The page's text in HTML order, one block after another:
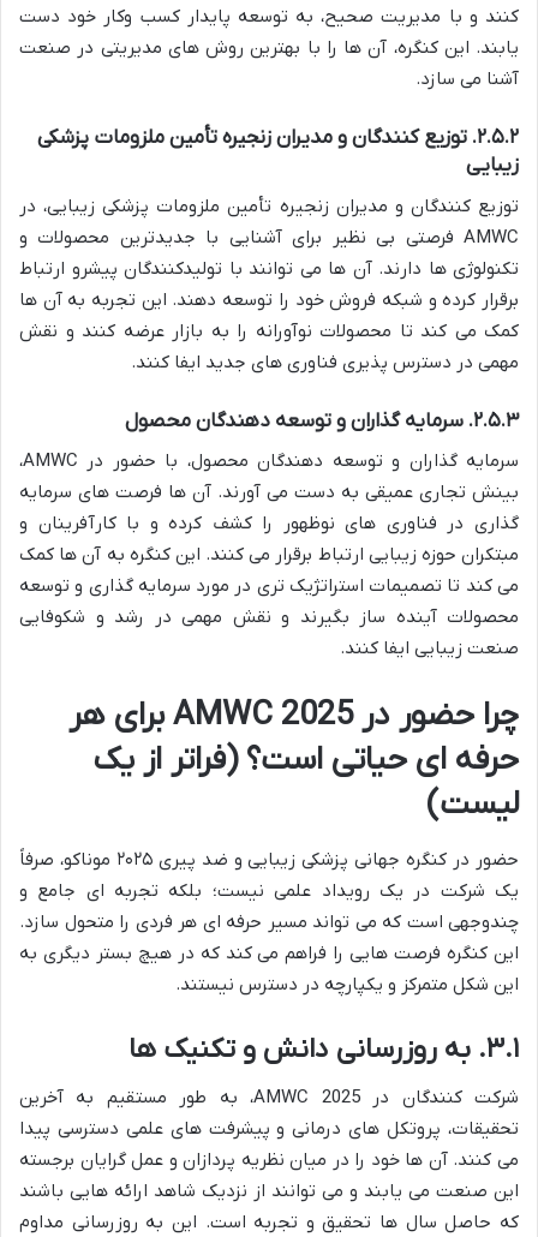
کنند و با مدیریت صحیح، به توسعه پایدار کسب وکار خود دست
یابند. این کنگره، آن ها را با بهترین روش های مدیریتی در صنعت
آشنا می سازد.
۲.۵.۲. توزیع کنندگان و مدیران زنجیره تأمین ملزومات پزشکی
زیبایی
توزیع کنندگان و مدیران زنجیره تأمین ملزومات پزشکی زیبایی، در
AMWC فرصتی بی نظیر برای آشنایی با جدیدترین محصولات و
تکنولوژی ها دارند. آن ها می توانند با تولیدکنندگان پیشرو ارتباط
برقرار کرده و شبکه فروش خود را توسعه دهند. این تجربه به آن ها
کمک می کند تا محصولات نوآورانه را به بازار عرضه کنند و نقش
مهمی در دسترس پذیری فناوری های جدید ایفا کنند.
۲.۵.۳. سرمایه گذاران و توسعه دهندگان محصول
سرمایه گذاران و توسعه دهندگان محصول، با حضور در AMWC،
بینش تجاری عمیقی به دست می آورند. آن ها فرصت های سرمایه
گذاری در فناوری های نوظهور را کشف کرده و با کارآفرینان و
مبتکران حوزه زیبایی ارتباط برقرار می کنند. این کنگره به آن ها کمک
می کند تا تصمیمات استراتژیک تری در مورد سرمایه گذاری و توسعه
محصولات آینده ساز بگیرند و نقش مهمی در رشد و شکوفایی
صنعت زیبایی ایفا کنند.
چرا حضور در AMWC 2025 برای هر
حرفه ای حیاتی است؟ (فراتر از یک
لیست)
حضور در کنگره جهانی پزشکی زیبایی و ضد پیری ۲۰۲۵ موناکو، صرفاً
یک شرکت در یک رویداد علمی نیست؛ بلکه تجربه ای جامع و
چندوجهی است که می تواند مسیر حرفه ای هر فردی را متحول سازد.
این کنگره فرصت هایی را فراهم می کند که در هیچ بستر دیگری به
این شکل متمرکز و یکپارچه در دسترس نیستند.
۳.۱. به روزرسانی دانش و تکنیک ها
شرکت کنندگان در AMWC 2025، به طور مستقیم به آخرین
تحقیقات، پروتکل های درمانی و پیشرفت های علمی دسترسی پیدا
می کنند. آن ها خود را در میان نظریه پردازان و عمل گرایان برجسته
این صنعت می یابند و می توانند از نزدیک شاهد ارائه هایی باشند
که حاصل سال ها تحقیق و تجربه است. این به روزرسانی مداوم